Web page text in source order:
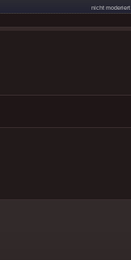
nicht moderiert